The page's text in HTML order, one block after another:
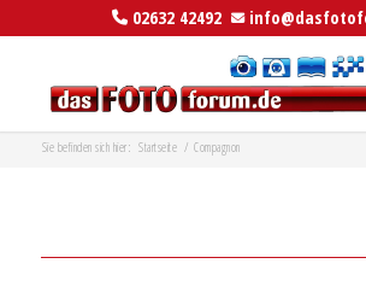
02632 42492
Sie befinden sich hier: Startseite / Compagnon